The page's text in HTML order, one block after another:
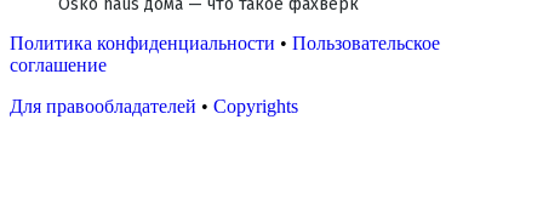
Политика конфиденциальности • Пользовательское
соглашение
Для правообладателей • Copyrights